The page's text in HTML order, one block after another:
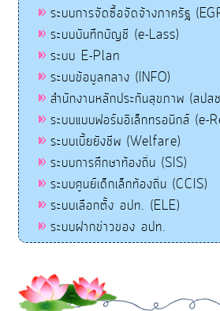
ระบบการจัดซื้อจัดจ้างภาครัฐ
ระบบบันทึกบัญชี (e-Lass)
ระบบ E-Plan
ระบบข้อมูลกลาง (INFO)
สำนักงานหลักประกันสุขภาพ (สปส
ระบบแบบฟอร์มอิเล็กทรอนิกส์ (e-
ระบบเบี้ยยังชีพ (Welfare)
ระบบการศึกษาท้องถิ่น (SIS)
ระบบศูนย์เด็กเล็กท้องถิ่น (CCIS)
ระบบเลือกตั้ง อปท. (ELE)
ระบบฝากข่าวของ อปท.